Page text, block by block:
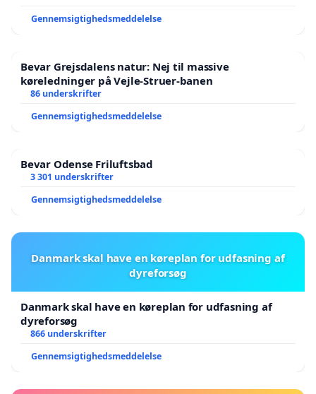
Gennemsigtighedsmeddelelse
Bevar Grejsdalens natur: Nej til massive
køreledninger på Vejle-Struer-banen
86 underskrifter
Gennemsigtighedsmeddelelse
Bevar Odense Friluftsbad
3 301 underskrifter
Gennemsigtighedsmeddelelse
Danmark skal have en køreplan for udfasning af
dyreforsøg
Danmark skal have en køreplan for udfasning af
dyreforsøg
866 underskrifter
Gennemsigtighedsmeddelelse